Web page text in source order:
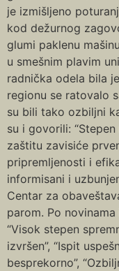
je izmišljeno
kod dežurnog
glumi paklenu
u smešnim plavim
radnička odela bila
regionu se ratovalo
su bili tako ozbiljni
su i govorili:
zaštitu zavisiće
pripremljenosti i
informisani i
Centar za
parom. Po
“Visok stepen
izvršen”, “Ispit
besprekorno”,